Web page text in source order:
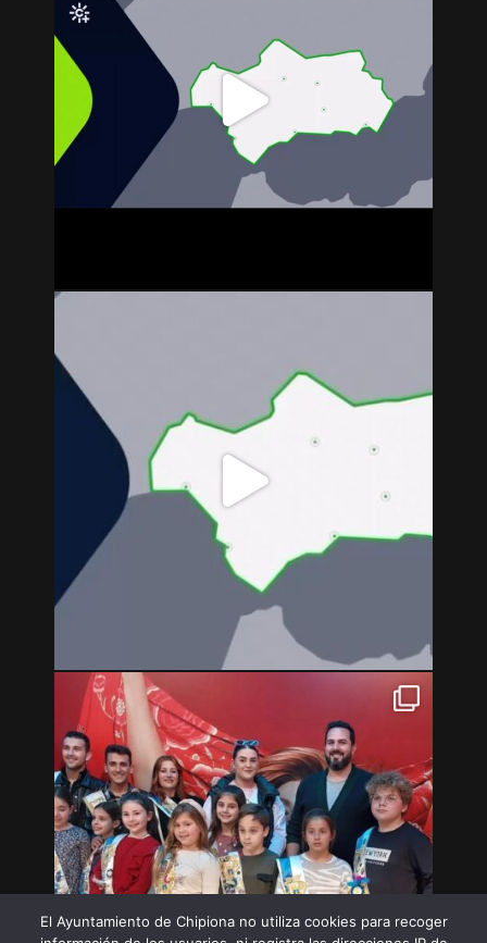
El Ayuntamiento de Chipiona no utiliza cookies para recoger